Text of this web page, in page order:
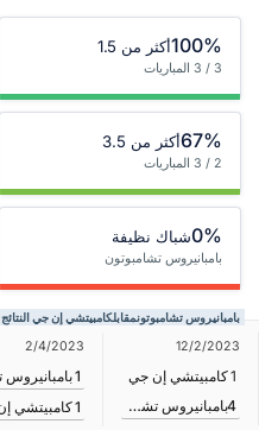
100%أكثر من 1.5
3 / 3 المباريات
67%أكثر من 3.5
2 / 3 المباريات
0%شباك نظيفة
بامبانيروس تشامبوتون
بامبانيروس تشامبوتونمقابلكامبيتشي إن جي
12/2/2023
كامبيتشي إن جي1
بامبانيروس تشامبوتون
4
2/4/2023
1
كامبيتشي1